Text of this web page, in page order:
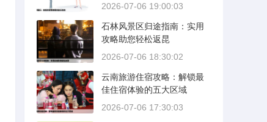
2026-07-06 19:00:03
石林风景区归途指南：实用
攻略助您轻松返昆
2026-07-06 18:30:02
云南旅游住宿攻略：解锁最
佳住宿体验的五大区域
2026-07-06 17:30:03